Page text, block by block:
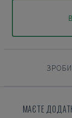
МАЄТЕ